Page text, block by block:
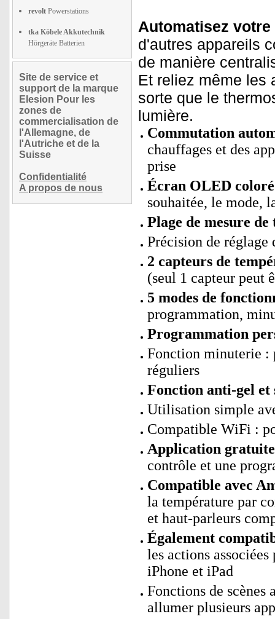
revolt Powerstations
tka Köbele Akkutechnik
Hörgeräte Batterien
Site de service et
support de la marque
Elesion Pour les
zones de
commercialisation de
l'Allemagne, de
l'Autriche et de la
Suisse
Confidentialité
A propos de nous
Automatisez
d'autres appareils
de manière
Et reliez même les
sorte que le
lumière.
Commutation
chauffages et des
prise
Écran OLED
souhaitée, le mode,
Plage de mesure
Précision de réglage
2 capteurs de
(seul 1 capteur peut
5 modes de
programmation,
Programmation
Fonction minuterie :
réguliers
Fonction anti-gel et
Utilisation simple
Compatible WiFi :
Application
contrôle et une
Compatible avec
la température par
et haut-parleurs
Également
les actions
iPhone et iPad
Fonctions de scènes
allumer plusieurs